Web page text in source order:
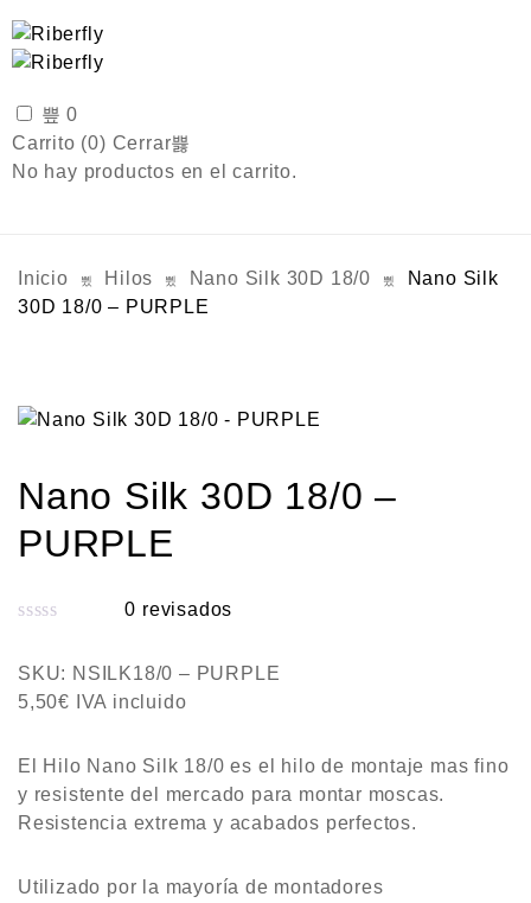
0
Carrito (0) Cerrar
No hay productos en el carrito.
Inicio Hilos Nano Silk 30D 18/0
Nano Silk
30D 18/0 – PURPLE
Nano Silk 30D 18/0 –
PURPLE
a
l
r
d
o
0 revisados
SKU: NSILK18/0 – PURPLE
5,50€ IVA incluido
El Hilo Nano Silk 18/0 es el hilo de montaje mas fino
y resistente del mercado para montar moscas.
Resistencia extrema y acabados perfectos.
Utilizado por la mayoría de montadores